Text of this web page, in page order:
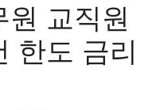
교직원
한도 금리